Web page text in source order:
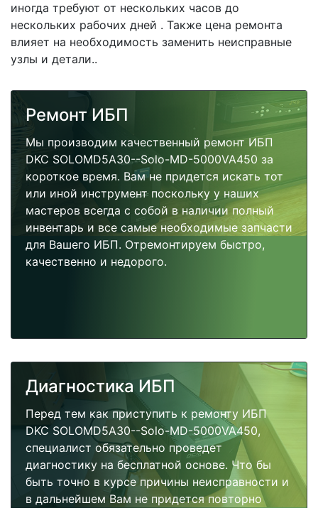
иногда требуют от нескольких часов до
нескольких рабочих дней . Также цена ремонта
влияет на необходимость заменить неисправные
узлы и детали..
Ремонт ИБП
Мы производим качественный ремонт ИБП
DKC SOLOMD5A30--Solo-MD-5000VA450 за
короткое время. Вам не придется искать тот
или иной инструмент поскольку у наших
мастеров всегда с собой в наличии полный
инвентарь и все самые необходимые запчасти
для Вашего ИБП. Отремонтируем быстро,
качественно и недорого.
Диагностика ИБП
Перед тем как приступить к ремонту ИБП
DKC SOLOMD5A30--Solo-MD-5000VA450,
специалист обязательно проведет
диагностику на бесплатной основе. Что бы
быть точно в курсе причины неисправности и
в дальнейшем Вам не придется повторно